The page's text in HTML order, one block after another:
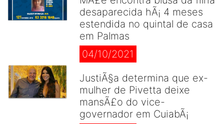
desaparecida hÃ¡ 4 meses
estendida no quintal de casa
em Palmas
04/10/2021
JustiÃ§a determina que ex-
mulher de Pivetta deixe
mansÃ£o do vice-
governador em CuiabÃ¡